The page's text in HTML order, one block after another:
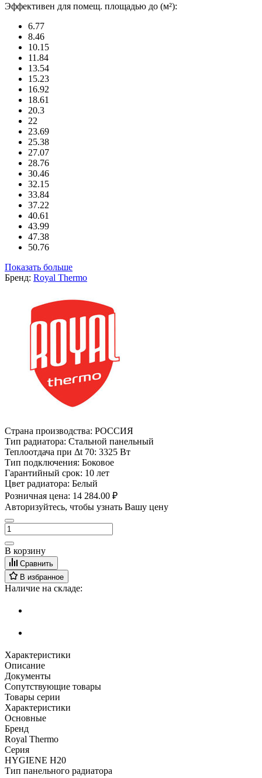
Эффективен для помещ. площадью до (м²):
6.77
8.46
10.15
11.84
13.54
15.23
16.92
18.61
20.3
22
23.69
25.38
27.07
28.76
30.46
32.15
33.84
37.22
40.61
43.99
47.38
50.76
Показать больше
Бренд: Royal Thermo
Страна производства: РОССИЯ
Тип радиатора: Стальной панельный
Теплоотдача при Δt 70: 3325 Вт
Тип подключения: Боковое
Гарантийный срок: 10 лет
Цвет радиатора: Белый
Розничная цена: 14 284.00 ₽
Авторизуйтесь, чтобы узнать Вашу цену
В корзину
Сравнить
В избранное
Наличие на складе:
Характеристики
Описание
Документы
Сопутствующие товары
Товары серии
Характеристики
Основные
Бренд
Royal Thermo
Серия
HYGIENE H20
Тип панельного радиатора